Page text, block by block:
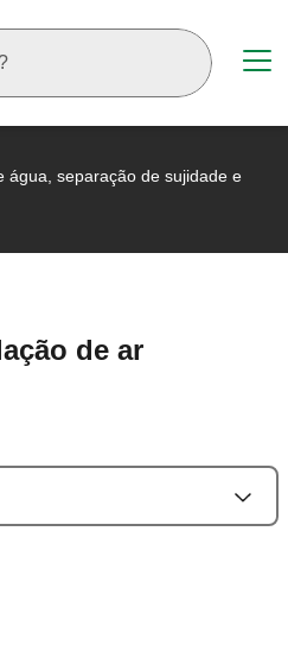
água, separação de sujidade e
de ar